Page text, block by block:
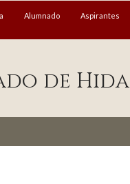
Alumnado Aspirantes
de